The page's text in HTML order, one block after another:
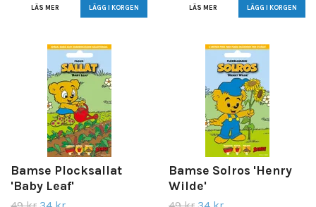
LÄS MER LÄS MER
Bamse Plocksallat
'Baby Leaf'
Bamse Solros 'Henry
Wilde'